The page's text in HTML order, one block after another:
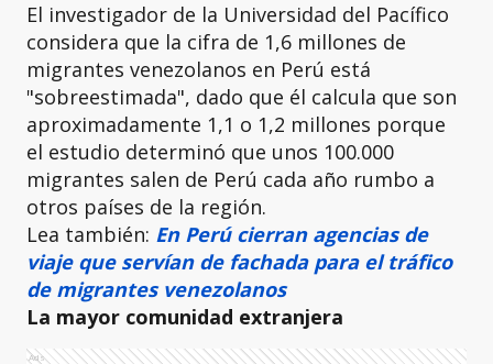
El investigador de la Universidad del Pacífico
considera que la cifra de 1,6 millones de
migrantes venezolanos en Perú está
"sobreestimada", dado que él calcula que son
aproximadamente 1,1 o 1,2 millones porque
el estudio determinó que unos 100.000
migrantes salen de Perú cada año rumbo a
otros países de la región.
Lea también: En Perú cierran agencias de
viaje que servían de fachada para el tráfico
de migrantes venezolanos
La mayor comunidad extranjera
Ads